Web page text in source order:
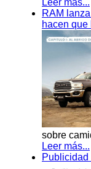
Leer más...
RAM
hacen que
sobre
Leer más...
Publicidad